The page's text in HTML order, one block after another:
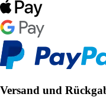
Versand und